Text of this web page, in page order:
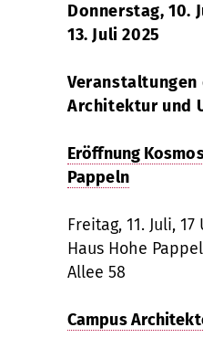
Donnerstag, 10.
13. Juli 2025
Architektur und
Eröffnung
Pappeln
Freitag, 11. Juli, 17
Haus Hohe
Allee 58
Campus